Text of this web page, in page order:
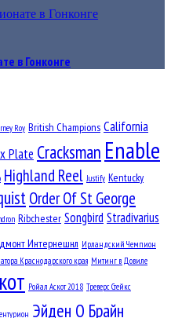
в Гонконге
Roy British Champions California
Plate Cracksman Enable
Highland Reel Justify Kentucky
Order Of St George
Ribchester Songbird Stradivarius
Интернешнл Ирландский Чемпион
Краснодарского края Митинг в Довиле
Ройал Аскот 2018 Треверс Стейкс
Эйден О Брайн